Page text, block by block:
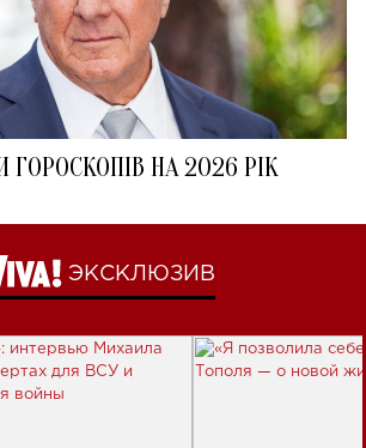
ГОРОСКОПІВ НА 2026 РІК
ЭКСКЛЮЗИВ